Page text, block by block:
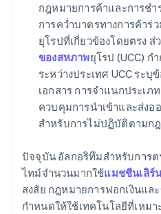
กฎหมายการค้าและการชำ
การคว่ำบาตรทางการค้า
ยุโรปที่เกี่ยวข้องโดยตรง ส่
ของสหภาพยุโรป (UCC)
ระหว่างประเทศ UCC ระ
เอกสาร การจำแนกประเ
ควบคุมการนำเข้าและส่ง
สำหรับการไม่ปฏิบัติตามก
ปัจจุบัน อัลกอริทึมสำหรับการ
ไทม์จำนวนมากใช้แมชชีนเลิร์
สงสัย กฎหมายการฟอกเงินแ
กำหนดให้ใช้เทคโนโลยีที่เหม